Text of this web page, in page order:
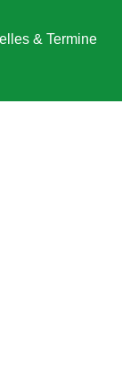
& Termine